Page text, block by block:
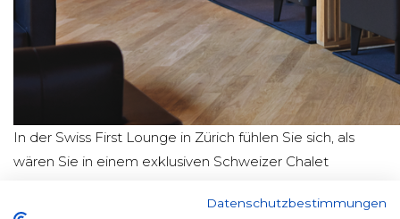
In der Swiss First Lounge in Zürich fühlen Sie sich, als
wären Sie in einem exklusiven Schweizer Chalet
Alpen.
Datenschutzbestimmungen